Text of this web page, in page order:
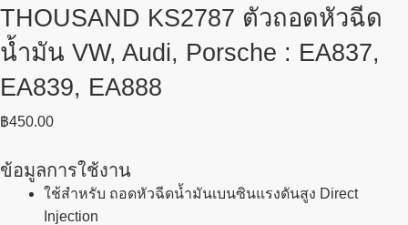
THOUSAND KS2787 ตัวถอดหัวฉีด
น้ำมัน VW, Audi, Porsche : EA837,
EA839, EA888
฿450.00
ข้อมูลการใช้งาน
ใช้สำหรับ ถอดหัวฉีดน้ำมันเบนซินแรงดันสูง Direct
Injection